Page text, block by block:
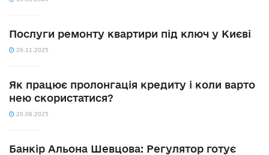
Послуги ремонту квартири під ключ у Києві
26.11.2025
Як працює пролонгація кредиту і коли варто
нею скористатися?
20.06.2025
Банкір Альона Шевцова: Регулятор готує